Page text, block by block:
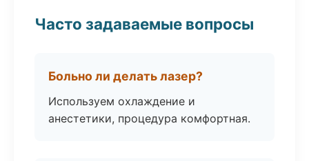
Часто задаваемые вопросы
Больно ли делать лазер?
Используем охлаждение и
анестетики, процедура комфортная.